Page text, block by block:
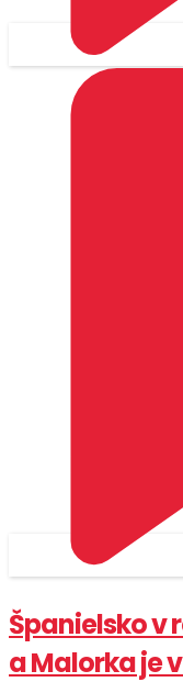
Španielsko v
a Malorka je